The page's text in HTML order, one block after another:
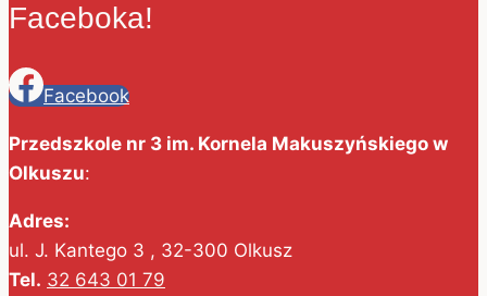
Faceboka!
Facebook
Przedszkole nr 3 im. Kornela Makuszyńskiego w
Olkuszu:
Adres:
ul. J. Kantego 3 , 32-300 Olkusz
Tel. 32 643 01 79